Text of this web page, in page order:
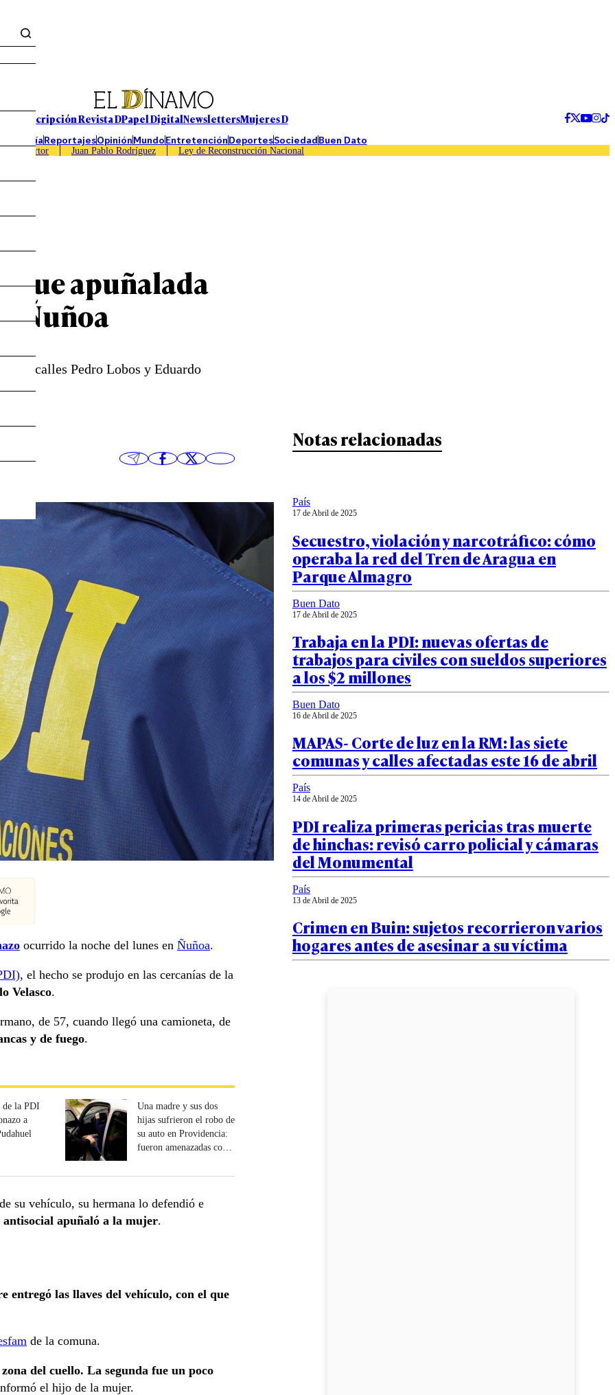
Suscripción Revista DPapel DigitalNewslettersMujeres D
EconomíaReportajesOpiniónMundoEntretenciónDeportesSociedadBuen Dato
Caso Sartor Juan Pablo Rodríguez Ley de Reconstrucción Nacional
fue apuñalada
Ñuñoa
las calles Pedro Lobos y Eduardo
ocurrido la noche del lunes en Ñuñoa.
, el hecho se produjo en las cercanías de la
Velasco.
de 57, cuando llegó una camioneta, de
y de fuego.
de la PDI
a
Una madre y sus dos
hijas sufrieron el robo de
su auto en Providencia:
fueron amenazadas con
su vehículo, su hermana lo defendió e
antisocial apuñaló a la mujer.
entregó las llaves del vehículo, con el que
de la comuna.
del cuello. La segunda fue un poco
el hijo de la mujer.
Notas relacionadas
País
17 de Abril de 2025
Secuestro, violación y narcotráfico: cómo
operaba la red del Tren de Aragua en
Parque Almagro
Buen Dato
17 de Abril de 2025
Trabaja en la PDI: nuevas ofertas de
trabajos para civiles con sueldos superiores
a los $2 millones
Buen Dato
16 de Abril de 2025
MAPAS- Corte de luz en la RM: las siete
comunas y calles afectadas este 16 de abril
País
14 de Abril de 2025
PDI realiza primeras pericias tras muerte
de hinchas: revisó carro policial y cámaras
del Monumental
País
13 de Abril de 2025
Crimen en Buin: sujetos recorrieron varios
hogares antes de asesinar a su víctima